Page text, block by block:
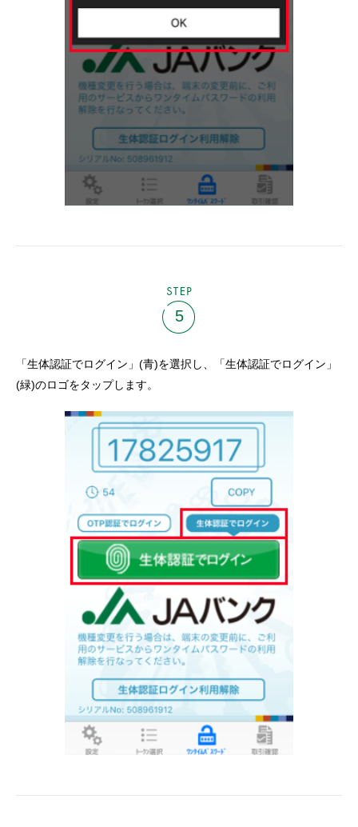
5
「生体認証でログイン」(青)を選択し、「生体認証でログイン」
(緑)のロゴをタップします。